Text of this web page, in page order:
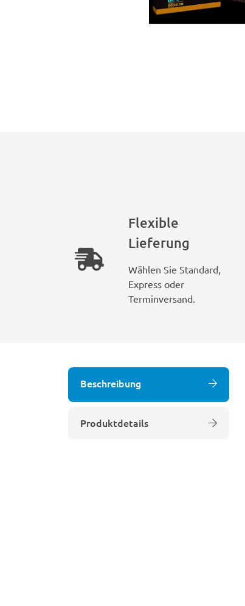
Flexible
Lieferung
Wählen Sie Standard,
Express oder
Terminversand.
Beschreibung
Produktdetails